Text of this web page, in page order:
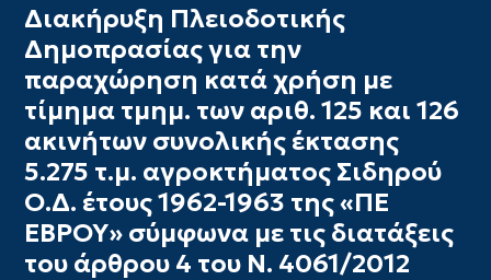
Διακήρυξη Πλειοδοτικής
Δημοπρασίας για την
παραχώρηση κατά χρήση με
τίμημα τμημ. των αριθ. 125 και 126
ακινήτων συνολικής έκτασης
5.275 τ.μ. αγροκτήματος Σιδηρού
Ο.Δ. έτους 1962-1963 της «ΠΕ
ΕΒΡΟΥ» σύμφωνα με τις διατάξεις
του άρθρου 4 του Ν. 4061/2012